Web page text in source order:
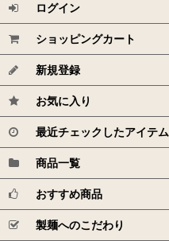
ログイン
ショッピングカート
新規登録
お気に入り
最近チェックしたアイテム
商品一覧
おすすめ商品
製麺へのこだわり